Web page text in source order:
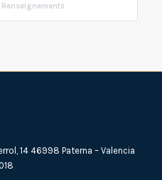
14 46998 Paterna – Valencia